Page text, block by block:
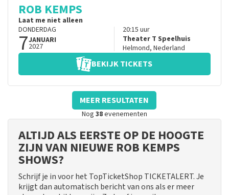
ROB KEMPS
Laat me niet alleen
DONDERDAG
7JANUARI
2027
20:15 uur
Theater T Speelhuis
Helmond, Nederland
BEKIJK TICKETS
MEER RESULTATEN
Nog 38evenementen
ALTIJD ALS EERSTE OP DE HOOGTE
ZIJN VAN NIEUWE ROB KEMPS
SHOWS?
Schrijf je in voor het TopTicketShop TICKETALERT. Je
krijgt dan automatisch bericht van ons als er meer